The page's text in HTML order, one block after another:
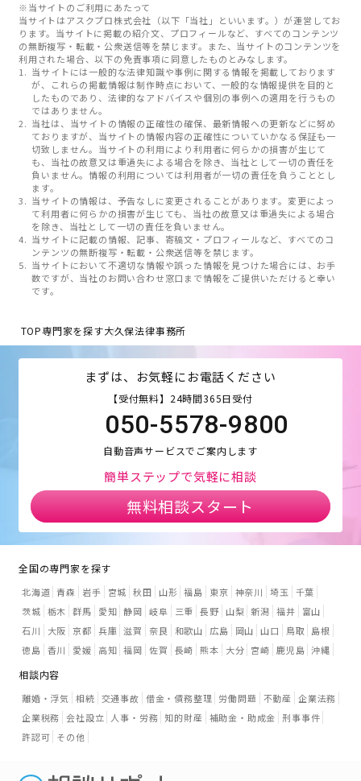
※当サイトのご利用にあたって
当サイトはアスクプロ株式会社（以下「当社」といいます。）が運営してお
ります。当サイトに掲載の紹介文、プロフィールなど、すべてのコンテンツ
の無断複写・転載・公衆送信等を禁じます。また、当サイトのコンテンツを
利用された場合、以下の免責事項に同意したものとみなします。
当サイトには一般的な法律知識や事例に関する情報を掲載しております
が、これらの掲載情報は制作時点において、一般的な情報提供を目的と
したものであり、法律的なアドバイスや個別の事例への適用を行うもの
ではありません。
当社は、当サイトの情報の正確性の確保、最新情報への更新などに努め
ておりますが、当サイトの情報内容の正確性についていかなる保証も一
切致しません。当サイトの利用により利用者に何らかの損害が生じて
も、当社の故意又は重過失による場合を除き、当社として一切の責任を
負いません。情報の利用については利用者が一切の責任を負うこととし
ます。
当サイトの情報は、予告なしに変更されることがあります。変更によっ
て利用者に何らかの損害が生じても、当社の故意又は重過失による場合
を除き、当社として一切の責任を負いません。
当サイトに記載の情報、記事、寄稿文・プロフィールなど、すべてのコ
ンテンツの無断複写・転載・公衆送信等を禁じます。
当サイトにおいて不適切な情報や誤った情報を見つけた場合には、お手
数ですが、当社のお問い合わせ窓口まで情報をご提供いただけると幸い
です。
TOP専門家を探す大久保法律事務所
まずは、お気軽にお電話ください
【受付無料】24時間365日受付
050-5578-9800
自動音声サービスでご案内します
簡単ステップで気軽に相談
無料相談スタート
全国の専門家を探す
北海道 青森 岩手 宮城 秋田 山形 福島 東京 神奈川 埼玉
千葉
茨城 栃木 群馬 愛知 静岡 岐阜 三重 長野 山梨 新潟 福井
富山
石川
大阪 京都 兵庫 滋賀 奈良 和歌山 広島 岡山 山口 鳥取
島根
徳島 香川 愛媛 高知 福岡 佐賀 長崎 熊本 大分 宮崎 鹿児島 沖縄
相談内容
離婚・浮気 相続 交通事故 借金・債務整理 労働問題 不動産 企業法務
企業税務 会社設立 人事・労務 知的財産 補助金・助成金 刑事事件
許認可 その他